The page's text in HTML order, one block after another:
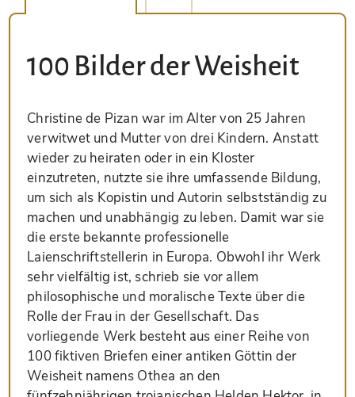
100 Bilder der Weisheit
Christine de Pizan war im Alter von 25 Jahren
verwitwet und Mutter von drei Kindern. Anstatt
wieder zu heiraten oder in ein Kloster
einzutreten, nutzte sie ihre umfassende Bildung,
um sich als Kopistin und Autorin selbstständig zu
machen und unabhängig zu leben. Damit war sie
die erste bekannte professionelle
Laienschriftstellerin in Europa. Obwohl ihr Werk
sehr vielfältig ist, schrieb sie vor allem
philosophische und moralische Texte über die
Rolle der Frau in der Gesellschaft. Das
vorliegende Werk besteht aus einer Reihe von
100 fiktiven Briefen einer antiken Göttin der
Weisheit namens Othea an den